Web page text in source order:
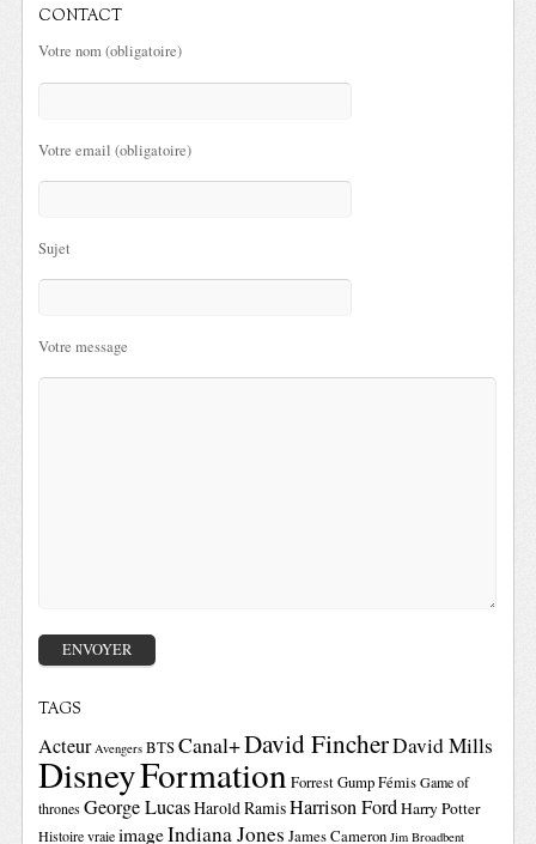
CONTACT
Votre nom (obligatoire)
Votre email (obligatoire)
Sujet
Votre message
TAGS
Acteur Avengers BTSCanal+David FincherDavid Mills
DisneyFormationForrest GumpFémis Game of
thrones George LucasHarold RamisHarrison FordHarry Potter
Histoire vraie imageIndiana Jones James Cameron Jim Broadbent